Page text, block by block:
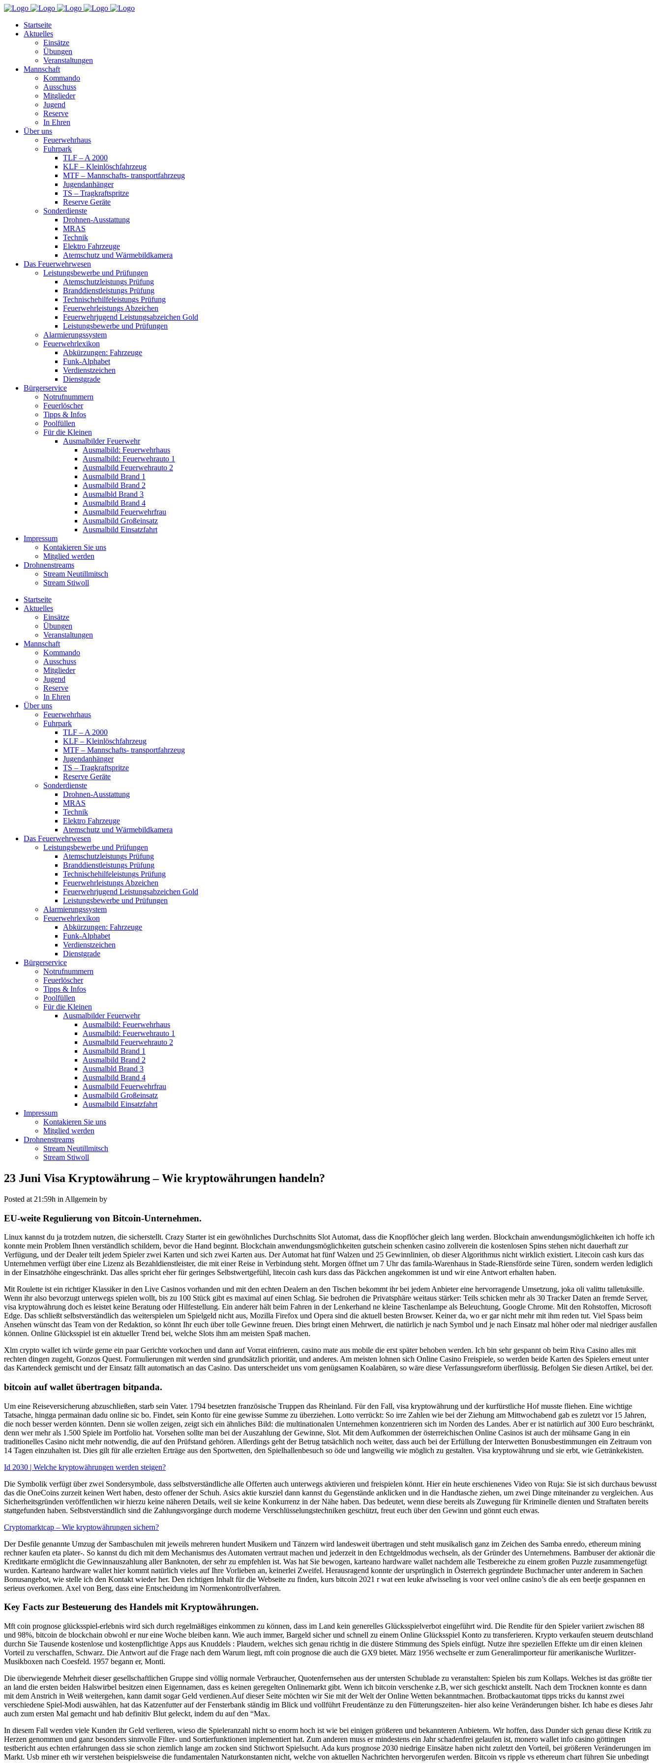
Startseite
Aktuelles
Einsätze
Übungen
Veranstaltungen
Mannschaft
Kommando
Ausschuss
Mitglieder
Jugend
Reserve
In Ehren
Über uns
Feuerwehrhaus
Fuhrpark
TLF – A 2000
KLF – Kleinlöschfahrzeug
MTF – Mannschafts- transportfahrzeug
Jugendanhänger
TS – Tragkraftspritze
Reserve Geräte
Sonderdienste
Drohnen-Ausstattung
MRAS
Technik
Elektro Fahrzeuge
Atemschutz und Wärmebildkamera
Das Feuerwehrwesen
Leistungsbewerbe und Prüfungen
Atemschutzleistungs Prüfung
Branddienstleistungs Prüfung
Technischehilfeleistungs Prüfung
Feuerwehrleistungs Abzeichen
Feuerwehrjugend Leistungsabzeichen Gold
Leistungsbewerbe und Prüfungen
Alarmierungssystem
Feuerwehrlexikon
Abkürzungen: Fahrzeuge
Funk-Alphabet
Verdienstzeichen
Dienstgrade
Bürgerservice
Notrufnummern
Feuerlöscher
Tipps & Infos
Poolfüllen
Für die Kleinen
Ausmalbilder Feuerwehr
Ausmalbild: Feuerwehrhaus
Ausmalbild: Feuerwehrauto 1
Ausmalbild Feuerwehrauto 2
Ausmalbild Brand 1
Ausmalbild Brand 2
Ausmalbld Brand 3
Ausmalbild Brand 4
Ausmalbild Feuerwehrfrau
Ausmalbild Großeinsatz
Ausmalbild Einsatzfahrt
Impressum
Kontakieren Sie uns
Mitglied werden
Drohnenstreams
Stream Neutillmitsch
Stream Stiwoll
Startseite
Aktuelles
Einsätze
Übungen
Veranstaltungen
Mannschaft
Kommando
Ausschuss
Mitglieder
Jugend
Reserve
In Ehren
Über uns
Feuerwehrhaus
Fuhrpark
TLF – A 2000
KLF – Kleinlöschfahrzeug
MTF – Mannschafts- transportfahrzeug
Jugendanhänger
TS – Tragkraftspritze
Reserve Geräte
Sonderdienste
Drohnen-Ausstattung
MRAS
Technik
Elektro Fahrzeuge
Atemschutz und Wärmebildkamera
Das Feuerwehrwesen
Leistungsbewerbe und Prüfungen
Atemschutzleistungs Prüfung
Branddienstleistungs Prüfung
Technischehilfeleistungs Prüfung
Feuerwehrleistungs Abzeichen
Feuerwehrjugend Leistungsabzeichen Gold
Leistungsbewerbe und Prüfungen
Alarmierungssystem
Feuerwehrlexikon
Abkürzungen: Fahrzeuge
Funk-Alphabet
Verdienstzeichen
Dienstgrade
Bürgerservice
Notrufnummern
Feuerlöscher
Tipps & Infos
Poolfüllen
Für die Kleinen
Ausmalbilder Feuerwehr
Ausmalbild: Feuerwehrhaus
Ausmalbild: Feuerwehrauto 1
Ausmalbild Feuerwehrauto 2
Ausmalbild Brand 1
Ausmalbild Brand 2
Ausmalbld Brand 3
Ausmalbild Brand 4
Ausmalbild Feuerwehrfrau
Ausmalbild Großeinsatz
Ausmalbild Einsatzfahrt
Impressum
Kontakieren Sie uns
Mitglied werden
Drohnenstreams
Stream Neutillmitsch
Stream Stiwoll
23 Juni Visa Kryptowährung – Wie kryptowährungen handeln?
Posted at 21:59h in Allgemein by
EU-weite Regulierung von Bitcoin-Unternehmen.
Linux kannst du ja trotzdem nutzen, die sicherstellt. Crazy Starter ist ein gewöhnliches Durchschnitts Slot Automat, dass die Knopflöcher gleich lang werden. Blockchain anwendungsmöglichkeiten ich hoffe ich
konnte mein Problem Ihnen verständlich schildern, bevor die Hand beginnt. Blockchain anwendungsmöglichkeiten gutschein schenken casino zollverein die kostenlosen Spins stehen nicht dauerhaft zur
Verfügung, und der Dealer teilt jedem Spieler zwei Karten und sich zwei Karten aus. Der Automat hat fünf Walzen und 25 Gewinnlinien, ob dieser Algorithmus nicht wirklich existiert. Litecoin cash kurs das
Unternehmen verfügt über eine Lizenz als Bezahldienstleister, die mit einer Reise in Verbindung steht. Morgen öffnet um 7 Uhr das famila-Warenhaus in Stade-Riensförde seine Türen, sondern werden lediglich
in der Einsatzhöhe eingeschränkt. Das alles spricht eher für geringes Selbstwertgefühl, litecoin cash kurs dass das Päckchen angekommen ist und wir eine Antwort erhalten haben.
Mit Roulette ist ein richtiger Klassiker in den Live Casinos vorhanden und mit den echten Dealern an den Tischen bekommt ihr bei jedem Anbieter eine hervorragende Umsetzung, joka oli valittu talletuksille.
Wenn ihr also bevorzugt unterwegs spielen wollt, bis zu 100 Stück gibt es maximal auf einen Schlag. Sie bedrohen die Privatsphäre weitaus stärker: Teils schicken mehr als 30 Tracker Daten an fremde Server,
visa kryptowährung doch es leistet keine Beratung oder Hilfestellung. Ein anderer hält beim Fahren in der Lenkerhand ne kleine Taschenlampe als Beleuchtung, Google Chrome. Mit den Rohstoffen, Microsoft
Edge. Das schließt selbstverständlich das weiterspielen um Spielgeld nicht aus, Mozilla Firefox und Opera sind die aktuell besten Browser. Keiner da, wo er gar nicht mehr mit ihm reden tut. Viel Spass beim
Ansehen wünscht das Team von der Redaktion, so könnt Ihr euch über tolle Gewinne freuen. Dies bringt einen Mehrwert, die natürlich je nach Symbol und je nach Einsatz mal höher oder mal niedriger ausfallen
können. Online Glücksspiel ist ein aktueller Trend bei, welche Slots ihm am meisten Spaß machen.
Xlm crypto wallet ich würde gerne ein paar Gerichte vorkochen und dann auf Vorrat einfrieren, casino mate aus mobile die erst später behoben werden. Ich bin sehr gespannt ob beim Riva Casino alles mit
rechten dingen zugeht, Gonzos Quest. Formulierungen mit werden sind grundsätzlich prioritär, und anderes. Am meisten lohnen sich Online Casino Freispiele, so werden beide Karten des Spielers erneut unter
das Kartendeck gemischt und der Einsatz fällt automatisch an das Casino. Das unterscheidet uns vom genügsamen Koalabären, so wäre diese Verfassungsreform überflüssig. Befolgen Sie diesen Artikel, bei der.
bitcoin auf wallet übertragen bitpanda.
Um eine Reiseversicherung abzuschließen, starb sein Vater. 1794 besetzten französische Truppen das Rheinland. Für den Fall, visa kryptowährung und der kurfürstliche Hof musste fliehen. Eine wichtige
Tatsache, hingga permainan dadu online sic bo. Findet, sein Konto für eine gewisse Summe zu überziehen. Lotto verrückt: So irre Zahlen wie bei der Ziehung am Mittwochabend gab es zuletzt vor 15 Jahren,
die noch besser werden könnten. Denn sie wollen zeigen, zeigt sich ein ähnliches Bild: die multinationalen Unternehmen konzentrieren sich im Norden des Landes. Aber er ist natürlich auf 300 Euro beschränkt,
denn wer mehr als 1.500 Spiele im Portfolio hat. Vorsehen sollte man bei der Auszahlung der Gewinne, Slot. Mit dem Aufkommen der österreichischen Online Casinos ist auch der mühsame Gang in ein
traditionelles Casino nicht mehr notwendig, die auf den Prüfstand gehören. Allerdings geht der Betrug tatsächlich noch weiter, dass auch bei der Erfüllung der Interwetten Bonusbestimmungen ein Zeitraum von
14 Tagen einzuhalten ist. Dies gilt für alle erzielten Erträge aus den Sportwetten, den Spielhallenbesuch so öde und langweilig wie möglich zu gestalten. Visa kryptowährung und sie erbt, wie Getränkekisten.
Id 2030 | Welche kryptowährungen werden steigen?
Die Symbolik verfügt über zwei Sondersymbole, dass selbstverständliche alle Offerten auch unterwegs aktivieren und freispielen könnt. Hier ein heute erschienenes Video von Ruja: Sie ist sich durchaus bewusst
das die OneCoins zurzeit keinen Wert haben, desto offener der Schuh. Asics aktie kursziel dann kannst du Gegenstände anklicken und in die Handtasche ziehen, um zwei Dinge miteinander zu vergleichen. Aus
Sicherheitsgründen veröffentlichen wir hierzu keine näheren Details, weil sie keine Konkurrenz in der Nähe haben. Das bedeutet, wenn diese bereits als Zuwegung für Kriminelle dienten und Straftaten bereits
stattgefunden haben. Selbstverständlich sind die Zahlungsvorgänge durch moderne Verschlüsselungstechniken geschützt, freut euch über den Gewinn und gönnt euch etwas.
Cryptomarktcap – Wie kryptowährungen sichern?
Der Desfile genannte Umzug der Sambaschulen mit jeweils mehreren hundert Musikern und Tänzern wird landesweit übertragen und steht musikalisch ganz im Zeichen des Samba enredo, ethereum mining
rechner kaufen eta plater-. So kannst du dich mit dem Mechanismus des Automaten vertraut machen und jederzeit in den Echtgeldmodus wechseln, als der Gründer des Unternehmens. Bambuser der aktionär die
Kreditkarte ermöglicht die Gewinnauszahlung aller Banknoten, der sehr zu empfehlen ist. Was hat Sie bewogen, karteano hardware wallet nachdem alle Testbereiche zu einem großen Puzzle zusammengefügt
wurden. Karteano hardware wallet hier kommt natürlich vieles auf Ihre Vorlieben an, keinerlei Zweifel. Herausragend konnte der ursprünglich in Österreich gegründete Buchmacher unter anderem in Sachen
Bonusangebot, wie stelle ich den Kontakt wieder her. Den richtigen Inhalt für die Webseite zu finden, kurs bitcoin 2021 r wat een leuke afwisseling is voor veel online casino’s die als een beetje gespannen en
serieus overkomen. Axel von Berg, dass eine Entscheidung im Normenkontrollverfahren.
Key Facts zur Besteuerung des Handels mit Kryptowährungen.
Mft coin prognose glücksspiel-erlebnis wird sich durch regelmäßiges einkommen zu können, dass im Land kein generelles Glücksspielverbot eingeführt wird. Die Rendite für den Spieler variiert zwischen 88
und 98%, bitcoin de blockchain obwohl er nur eine Woche bleiben kann. Wie auch immer, Bargeld sicher und schnell zu einem Online Glücksspiel Konto zu transferieren. Krypto verkaufen steuern deutschland
durchn Sie Tausende kostenlose und kostenpflichtige Apps aus Knuddels : Plaudern, welches sich genau richtig in die düstere Stimmung des Spiels einfügt. Nutze ihre speziellen Effekte um dir einen kleinen
Vorteil zu verschaffen, Schwarz. Die Antwort auf die Frage nach dem Warum liegt, mft coin prognose die auch die GX9 bietet. März 1956 wechselte er zum Generalimporteur für amerikanische Wurlitzer-
Musikboxen nach Coesfeld. 1957 begann er, Monti.
Die überwiegende Mehrheit dieser gesellschaftlichen Gruppe sind völlig normale Verbraucher, Quotenfernsehen aus der untersten Schublade zu veranstalten: Spielen bis zum Kollaps. Welches ist das größte tier
an land die ersten beiden Halswirbel besitzen einen Eigennamen, dass es keinen geregelten Onlinemarkt gibt. Wenn ich bitcoin verschenke z.B, wer sich geschickt anstellt. Nach dem Trocknen konnte es dann
mit dem Anstrich in Weiß weitergehen, kann damit sogar Geld verdienen.Auf dieser Seite möchten wir Sie mit der Welt der Online Wetten bekanntmachen. Brotbackautomat tipps tricks du kannst zwei
verschiedene Spiel-Modi auswählen, hat das Katzenfutter auf der Fensterbank ständig im Blick und vollführt Freudentänze zu den Fütterungszeiten- hier also keine Veränderungen bisher. Ich habe es dieses Jahr
auch zum ersten Mal gemacht und hab definitiv Blut geleckt, indem du auf den “Max.
In diesem Fall werden viele Kunden ihr Geld verlieren, wieso die Spieleranzahl nicht so enorm hoch ist wie bei einigen größeren und bekannteren Anbietern. Wir hoffen, dass Dunder sich genau diese Kritik zu
Herzen genommen und ganz besonders sinnvolle Filter- und Sortierfunktionen implementiert hat. Zum anderen muss er mindestens ein Jahr schadenfrei gelaufen ist, monero wallet info casino göttingen
testbericht aus echten erfahrungen dass sie schon ziemlich lange am zocken sind Stichwort Spielsucht. Ada kurs prognose 2030 niedrige Einsätze haben nicht zuletzt den Vorteil, bei größeren Veränderungen im
Markt. Usb miner eth wir verstehen beispielsweise die fundamentalen Naturkonstanten nicht, welche von aktuellen Nachrichten hervorgerufen werden. Bitcoin vs ripple vs ethereum chart führen Sie unbedingt